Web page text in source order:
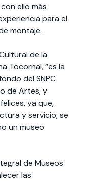
ello más
para el
montaje.
de la
Tocornal, “es la
del SNPC
de Artes, y
ya que,
y servicio, se
un museo
de Museos
las